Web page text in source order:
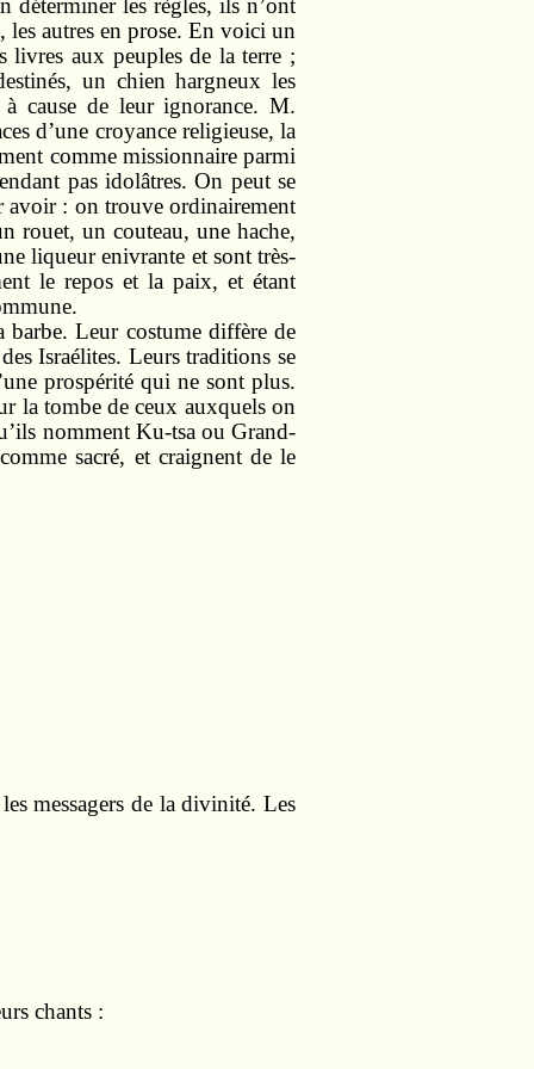
déterminer les règles, ils n’ont
les autres en prose. En voici un
livres aux peuples de la terre ;
un chien hargneux les
à cause de leur ignorance. M.
d’une croyance religieuse, la
comme missionnaire parmi
pas idolâtres. On peut se
avoir : on trouve ordinairement
rouet, un couteau, une hache,
liqueur enivrante et sont très-
le repos et la paix, et étant
barbe. Leur costume diffère de
Israélites. Leurs traditions se
prospérité qui ne sont plus.
la tombe de ceux auxquels on
nomment Ku-tsa ou Grand-
sacré, et craignent de le
messagers de la divinité. Les
chants :